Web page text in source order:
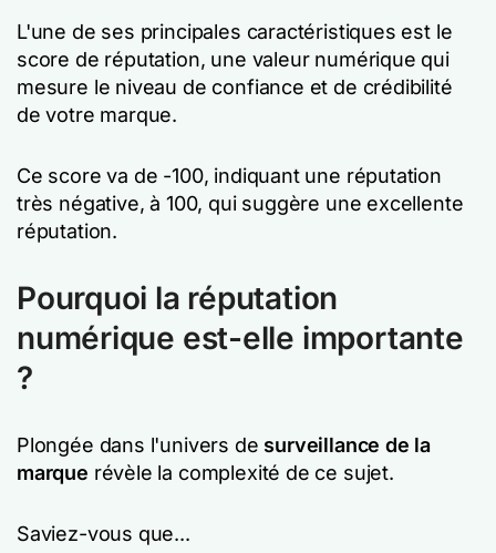
L'une de ses principales caractéristiques est le
score de réputation, une valeur numérique qui
mesure le niveau de confiance et de crédibilité
de votre marque.
Ce score va de -100, indiquant une réputation
très négative, à 100, qui suggère une excellente
réputation.
Pourquoi la réputation
numérique est-elle importante
?
Plongée dans l'univers de surveillance de la
marque révèle la complexité de ce sujet.
Saviez-vous que...